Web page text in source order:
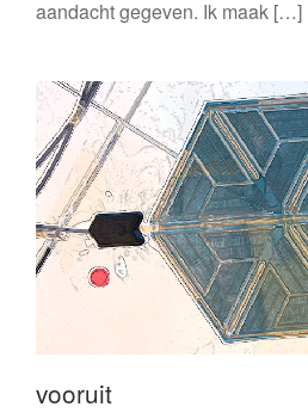
aandacht gegeven. Ik maak […]
vooruit